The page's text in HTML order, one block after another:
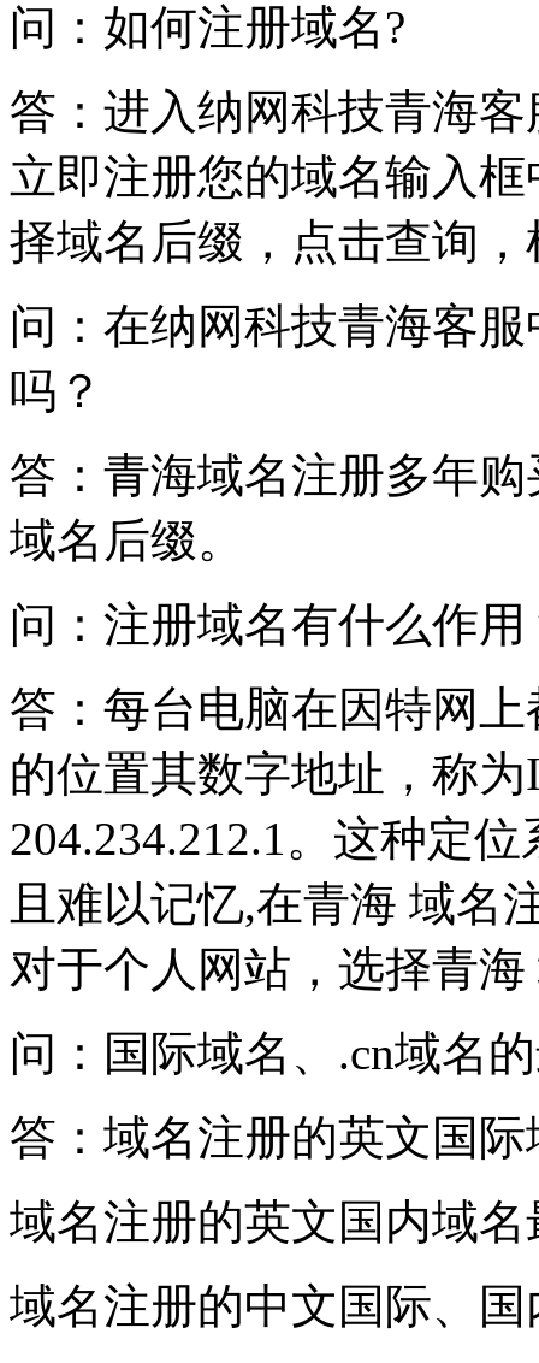
问：如何注册域名?
答：进入纳网科技青海
立即注册您的域名输入
择域名后缀，点击查询
问：在纳网科技青海客
吗？
答：青海域名注册多年
域名后缀。
问：注册域名有什么作用
答：每台电脑在因特网
的位置其数字地址，称
204.234.212.1。这种定
且难以记忆,在青海 域名
对于个人网站，选择青
问：国际域名、.cn域名
答：域名注册的英文国
域名注册的英文国内域
域名注册的中文国际、